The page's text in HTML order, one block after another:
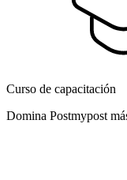
Curso de capacitación
Domina Postmypost